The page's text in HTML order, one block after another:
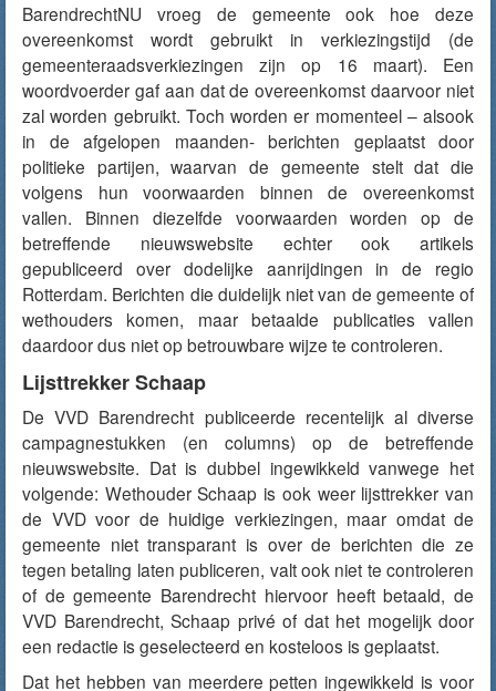
BarendrechtNU vroeg de gemeente ook hoe deze
overeenkomst wordt gebruikt in verkiezingstijd (de
gemeenteraadsverkiezingen zijn op 16 maart). Een
woordvoerder gaf aan dat de overeenkomst daarvoor niet
zal worden gebruikt. Toch worden er momenteel – alsook
in de afgelopen maanden- berichten geplaatst door
politieke partijen, waarvan de gemeente stelt dat die
volgens hun voorwaarden binnen de overeenkomst
vallen. Binnen diezelfde voorwaarden worden op de
betreffende nieuwswebsite echter ook artikels
gepubliceerd over dodelijke aanrijdingen in de regio
Rotterdam. Berichten die duidelijk niet van de gemeente of
wethouders komen, maar betaalde publicaties vallen
daardoor dus niet op betrouwbare wijze te controleren.
Lijsttrekker Schaap
De VVD Barendrecht publiceerde recentelijk al diverse
campagnestukken (en columns) op de betreffende
nieuwswebsite. Dat is dubbel ingewikkeld vanwege het
volgende: Wethouder Schaap is ook weer lijsttrekker van
de VVD voor de huidige verkiezingen, maar omdat de
gemeente niet transparant is over de berichten die ze
tegen betaling laten publiceren, valt ook niet te controleren
of de gemeente Barendrecht hiervoor heeft betaald, de
VVD Barendrecht, Schaap privé of dat het mogelijk door
een redactie is geselecteerd en kosteloos is geplaatst.
Dat het hebben van meerdere petten ingewikkeld is voor